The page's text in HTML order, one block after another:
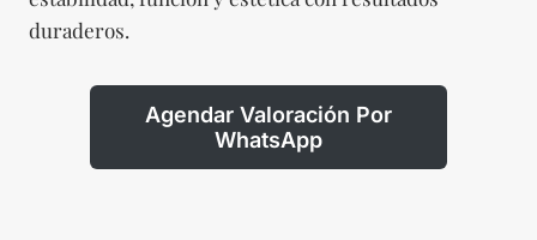
duraderos.
Agendar Valoración Por
WhatsApp